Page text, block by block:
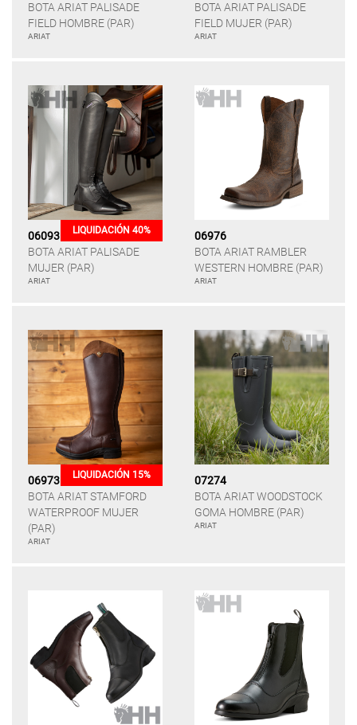
BOTA ARIAT PALISADE
FIELD HOMBRE (PAR)
ARIAT
BOTA ARIAT PALISADE
FIELD MUJER (PAR)
ARIAT
06093 LIQUIDACIÓN 40%
BOTA ARIAT PALISADE
MUJER (PAR)
ARIAT
06976
BOTA ARIAT RAMBLER
WESTERN HOMBRE (PAR)
ARIAT
06973 LIQUIDACIÓN 15%
BOTA ARIAT STAMFORD
WATERPROOF MUJER
(PAR)
ARIAT
07274
BOTA ARIAT WOODSTOCK
GOMA HOMBRE (PAR)
ARIAT